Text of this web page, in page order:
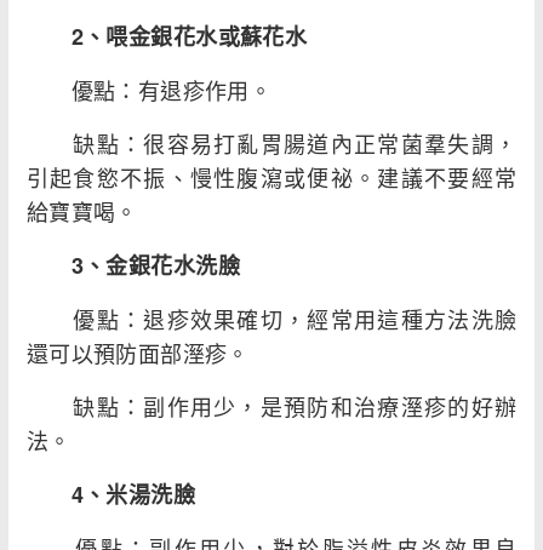
2、喂金銀花水或蘇花水
優點：有退疹作用。
缺點：很容易打亂胃腸道內正常菌羣失調，
引起食慾不振、慢性腹瀉或便祕。建議不要經常
給寶寶喝。
3、金銀花水洗臉
優點：退疹效果確切，經常用這種方法洗臉
還可以預防面部溼疹。
缺點：副作用少，是預防和治療溼疹的好辦
法。
4、米湯洗臉